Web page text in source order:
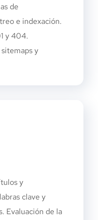
de
e indexación.
y 404.
y
y
clave y
Evaluación de la